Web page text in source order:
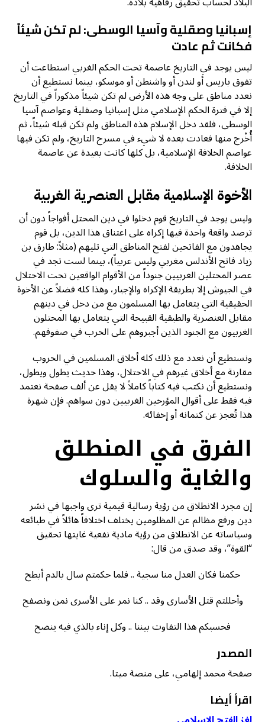
إسبانيا وصقلية وآسيا الوسطى: لم تكن شيئاً
فكانت ثم عادت
ليس يوجد في التاريخ عاصمة تحت الحكم الغربي استطاعت أن
تفوق باريس أو لندن أو واشنطن أو موسكو، بينما نستطيع أن
نعدد مناطق على وجه هذه الأرض لم تكن شيئاً مذكوراً في التاريخ
إلا في فترة الحكم الإسلامي مثل إسبانيا وصقلية وعواصم آسيا
الوسطى، فلقد دخل الإسلام هذه المناطق ولم تكن قبله شيئاً، ثم
أُخْرج منها فعادت بعده لا شيء في مسرح التاريخ، ولم تكن فيها
عواصم الخلافة الإسلامية، بل كلها كانت بعيدة عن عاصمة
الخلافة.
الأخوة الإسلامية مقابل العنصرية الغربية
وليس يوجد في التاريخ قوم دخلوا في دين المحتل أفواجاً دون أن
ترصد واقعة واحدة فيها إكراه على اعتناق هذا الدين، بل قوم
يجاهدون مع الفاتحين لفتح المناطق التي تليهم (مثلاً: طارق بن
زياد فاتح الأندلس مغربي وليس عربياً)، بينما لست تجد في
عصر المحتلين الغربيين جنوداً من الأقوام الواقعين تحت الاحتلال
في الجيوش إلا بطريقة الإكراه والإجبار، وهذا كله فضلاً عن الأخوة
الحقيقية التي يتعامل بها المسلمون مع من دخل في دينهم
مقابل العنصرية والطبقية القبيحة التي يتعامل بها المحتلون
الغربيون مع الجنود الذين أجبروهم على الحرب في صفوفهم.
ونستطيع أن نعدد مع ذلك كله أخلاق المسلمين في الحروب
مقارنة مع أخلاق غيرهم في الاحتلال، وهذا حديث يطول ويطول،
ونستطيع أن نكتب فيه كتاباً كاملاً لا يقل عن ألف صفحة نعتمد
فيه فقط على أقوال المؤرخين الغربيين دون سواهم. فإن شهرة
هذا تُعجز عن كتمانه أو إخفائه.
الفرق في المنطلق
والغاية والسلوك
إن مجرد الانطلاق من رؤية رسالية قيمية ترى واجبها في نشر
دين ورفع مظالم عن المظلومين يختلف اختلافاً هائلاً في طبائعه
وسياساته عن الانطلاق من رؤية مادية نفعية غايتها تحقيق
“القوة”، وقد صدق من قال:
حكمنا فكان العدل منا سجية .. فلما حكمتم سال بالدم أبطح
وأحللتم قتل الأسارى وقد .. كنا نمر على الأسرى نمن ونصفح
فحسبكم هذا التفاوت بيننا .. وكل إناء بالذي فيه ينضح
المصدر
صفحة محمد إلهامي، على منصة ميتا.
اقرأ أيضا